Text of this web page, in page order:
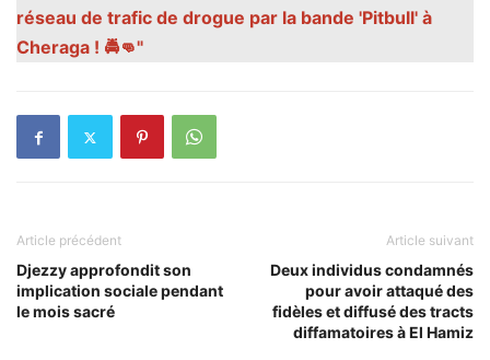
réseau de trafic de drogue par la bande 'Pitbull' à
Cheraga ! 🚔👊"
Article précédent
Djezzy approfondit son
implication sociale pendant
le mois sacré
Article suivant
Deux individus condamnés
pour avoir attaqué des
fidèles et diffusé des tracts
diffamatoires à El Hamiz